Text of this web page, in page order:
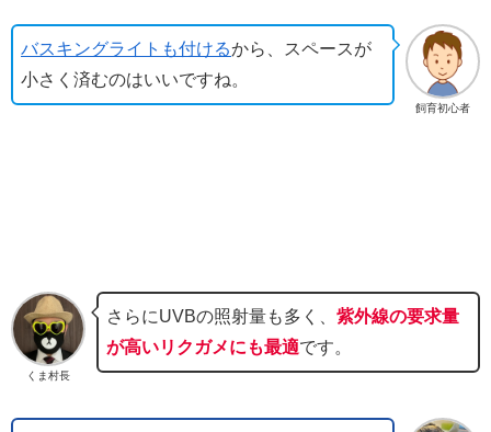
飼育初心者
バスキングライトも付けるから、スペースが
小さく済むのはいいですね。
くま村長
さらにUVBの照射量も多く、紫外線の要求量
が高いリクガメにも最適です。